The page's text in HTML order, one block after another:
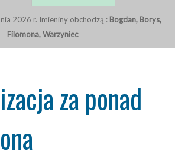
2026 r. Imieniny obchodzą : Bogdan, Borys,
Filomona, Warzyniec
za ponad